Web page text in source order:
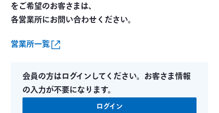
をご希望のお客さまは、
各営業所にお問い合わせください。
営業所一覧
会員の方はログインしてください。お客さま情報
の入力が不要になります。
ログイン